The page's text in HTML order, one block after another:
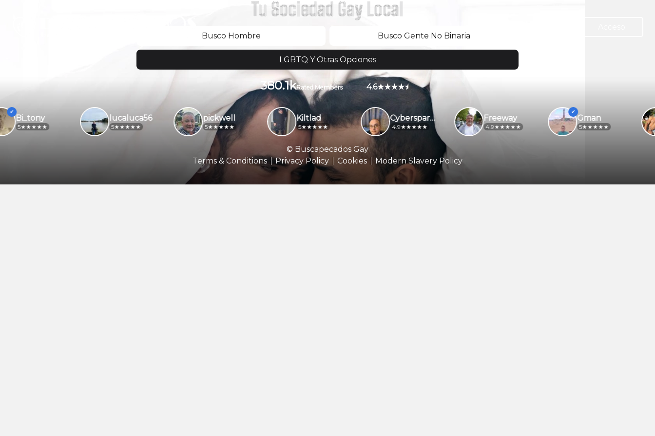
Tu Sociedad Gay Local
Busco Hombre Busco Gente No Binaria
LGBTQ Y Otras Opciones
380.1kRated Members 4.6
Gman
Freeway
4.9
Cybersparky
4.9
Kiltlad
pickwell
5
lucaluca56
5
Bi_tony
5
© Buscapecados Gay
Terms & Conditions
Privacy Policy Cookies Modern Slavery Policy